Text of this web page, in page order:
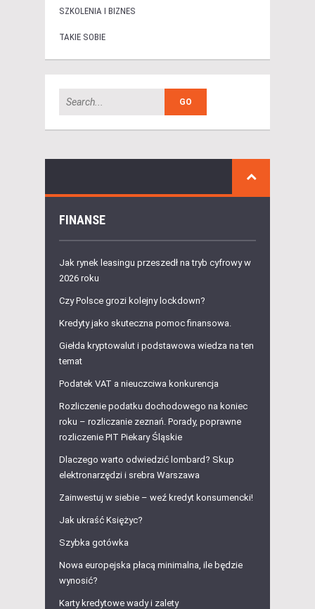
SZKOLENIA I BIZNES
TAKIE SOBIE
FINANSE
Jak rynek leasingu przeszedł na tryb cyfrowy w
2026 roku
Czy Polsce grozi kolejny lockdown?
Kredyty jako skuteczna pomoc finansowa.
Giełda kryptowalut i podstawowa wiedza na ten
temat
Podatek VAT a nieuczciwa konkurencja
Rozliczenie podatku dochodowego na koniec
roku – rozliczanie zeznań. Porady, poprawne
rozliczenie PIT Piekary Śląskie
Dlaczego warto odwiedzić lombard? Skup
elektronarzędzi i srebra Warszawa
Zainwestuj w siebie – weź kredyt konsumencki!
Jak ukraść Księżyc?
Szybka gotówka
Nowa europejska płacą minimalna, ile będzie
wynosić?
Karty kredytowe wady i zalety